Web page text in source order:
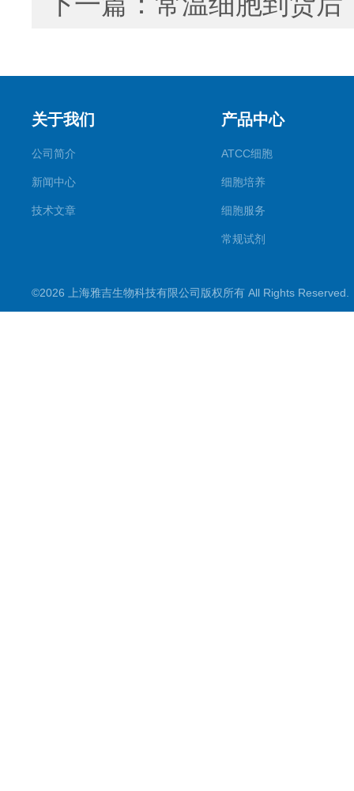
关于我们
公司简介
新闻中心
技术文章
产品中心
ATCC细胞
细胞培养
细胞服务
常规试剂
PCR试剂盒
©2026 上海雅吉生物科技有限公司版权所有 All Rights